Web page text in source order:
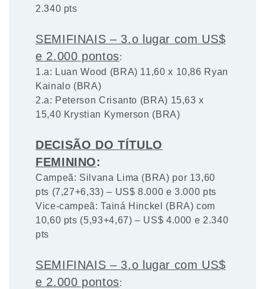
2.340 pts
SEMIFINAIS – 3.o lugar com US$
e 2.000 pontos:
1.a: Luan Wood (BRA) 11,60 x 10,86 Ryan
Kainalo (BRA)
2.a: Peterson Crisanto (BRA) 15,63 x
15,40 Krystian Kymerson (BRA)
DECISÃO DO TÍTULO
FEMININO:
Campeã: Silvana Lima (BRA) por 13,60
pts (7,27+6,33) – US$ 8.000 e 3.000 pts
Vice-campeã: Tainá Hinckel (BRA) com
10,60 pts (5,93+4,67) – US$ 4.000 e 2.340
pts
SEMIFINAIS – 3.o lugar com US$
e 2.000 pontos: